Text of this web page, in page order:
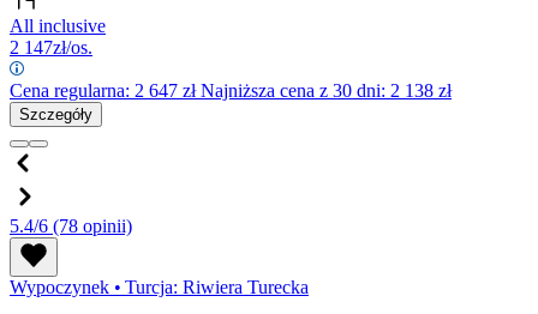
All inclusive
2 147zł/os.
Cena regularna: 2 647 złNajniższa cena z 30 dni: 2 138 zł
Szczegóły
5.4/6 (78 opinii)
Wypoczynek • Turcja: Riwiera Turecka